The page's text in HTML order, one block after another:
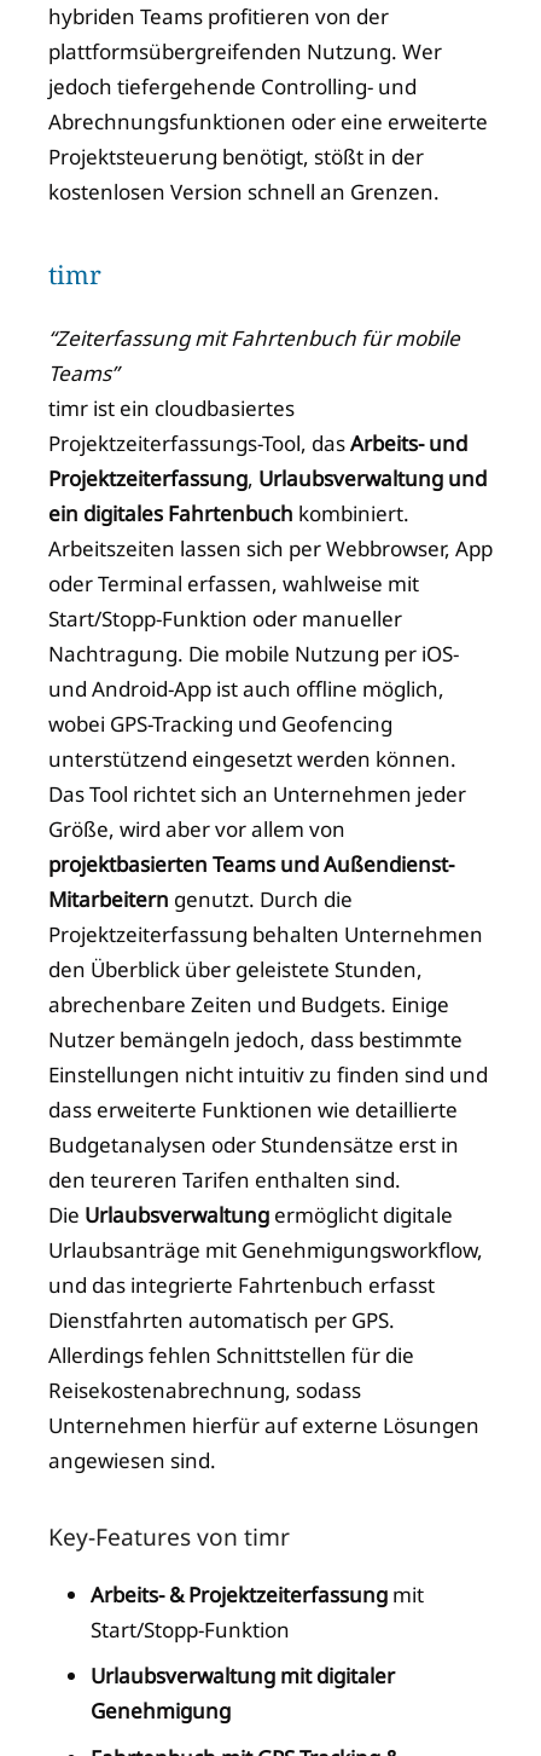
hybriden Teams profitieren von der
plattformsübergreifenden Nutzung. Wer
jedoch tiefergehende Controlling- und
Abrechnungsfunktionen oder eine erweiterte
Projektsteuerung benötigt, stößt in der
kostenlosen Version schnell an Grenzen.
timr
“Zeiterfassung mit Fahrtenbuch für mobile
Teams”
timr ist ein cloudbasiertes
Projektzeiterfassungs-Tool, dasArbeits- und
Projektzeiterfassung, Urlaubsverwaltung und
ein digitales Fahrtenbuch kombiniert.
Arbeitszeiten lassen sich per Webbrowser, App
oder Terminal erfassen, wahlweise mit
Start/Stopp-Funktion oder manueller
Nachtragung. Die mobile Nutzung per iOS-
und Android-App ist auch offline möglich,
wobei GPS-Tracking und Geofencing
unterstützend eingesetzt werden können.
Das Tool richtet sich an Unternehmen jeder
Größe, wird aber vor allem von
projektbasierten Teams und Außendienst-
Mitarbeitern genutzt. Durch die
Projektzeiterfassung behalten Unternehmen
den Überblick über geleistete Stunden,
abrechenbare Zeiten und Budgets. Einige
Nutzer bemängeln jedoch, dass bestimmte
Einstellungen nicht intuitiv zu finden sind und
dass erweiterte Funktionen wie detaillierte
Budgetanalysen oder Stundensätze erst in
den teureren Tarifen enthalten sind.
Die Urlaubsverwaltung ermöglicht digitale
Urlaubsanträge mit Genehmigungsworkflow,
und das integrierte Fahrtenbuch erfasst
Dienstfahrten automatisch per GPS.
Allerdings fehlen Schnittstellen für die
Reisekostenabrechnung, sodass
Unternehmen hierfür auf externe Lösungen
angewiesen sind.
Key-Features von timr
Arbeits- & Projektzeiterfassung mit
Start/Stopp-Funktion
Urlaubsverwaltung mit digitaler
Genehmigung